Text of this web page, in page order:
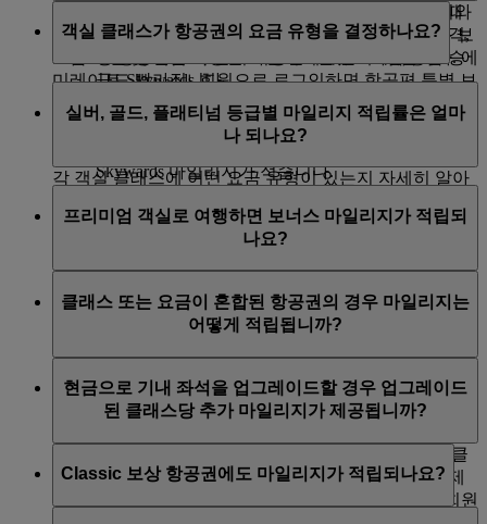
Flex 또는 Flex Plus 요금에는 Skywards 마일리지와
등급 마일리지가 더 많이 적립되기 때문에 다음 보
상 항공권을 더 빨리 이용할 수 있고 다음 등급 승
급도 빨라집니다.
항공권 변경 또는 취소에 더 많은 유연성이 있습니
다.
상위 객실 클래스로 업그레이드하는 데 필요한
Skywards 마일리지가 적습니다.
이코노미 클래스를 Flex 또는 Flex Plus 요금으로 구입하
이 무료로 제공됩니다.
emirates.com 또는 flydubai.com에서 항공편을 검색할 때
요금 유형이 명확하게 표시됩니다. 항공편에 대해 가격,
요금 조건 및 적립 가능한 마일리지를 볼 수 있습니다. 에
미레이트 Skywards 회원으로 로그인하면 항공편 특별 보
너스도 볼 수 있습니다.
객실 클래스가 항공권의 요금 유형을 결정하나요?
니다. 항공편을 검색하거나 예약할 때, 선택 가능한 요금
유형을 확인할 수 있습니다.
각 객실 클래스에 어떤 요금 유형이 있는지 자세히 알아
실버, 골드, 플래티넘 등급별 마일리지 적립률은 얼마
나 되나요?
면 30%의 보너스 Skywards 마일리지가, 골드 회원은
75%의 보너스 Skywards 마일리지가, 플래티넘 회원은
에미레이트 항공편의 경우, 해당 여정의 이코노미 Flex
Plus에 적립되는 마일리지를 기준으로 보너스가 계산됩
플라이두바이 항공편의 경우, 여정에 구입한 요금 브랜
드를 기준으로 보너스가 계산됩니다.
프리미엄 객실로 여행하면 보너스 마일리지가 적립되
나요?
스트 클래스, 플라이두바이 비즈니스 클래스로 여행하면
보너스 Skywards 및 등급 마일리지가 추가로 적립됩니
클래스 또는 요금이 혼합된 항공권의 경우 마일리지는
어떻게 적립됩니까?
로 예약된 각각의 여행에 맞게 다른 마일리지가 적립됩
현금으로 기내 좌석을 업그레이드할 경우 업그레이드
된 클래스당 추가 마일리지가 제공됩니까?
아니오. Skywards 회원은 처음 발급한 항공권의 여행 클
래스당 마일리지를 적립할 수 있습니다. 현금으로 결제
하여 좌석을 업그레이드하는 경우 추가 마일리지는 회원
Classic 보상 항공권에도 마일리지가 적립되나요?